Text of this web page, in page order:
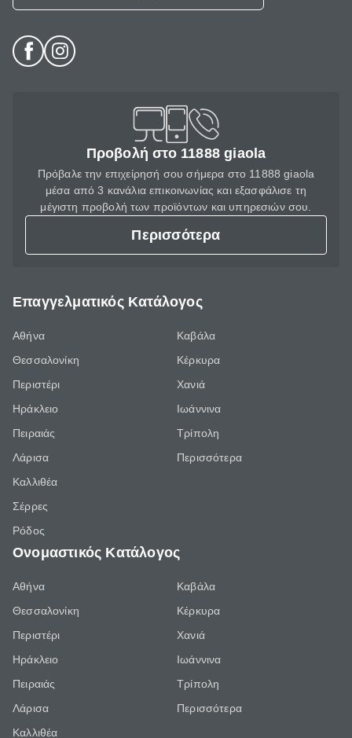
Προβολή στο 11888 giaola
Πρόβαλε την επιχείρησή σου σήμερα στο 11888 giaola
μέσα από 3 κανάλια επικοινωνίας και εξασφάλισε τη
μέγιστη προβολή των προϊόντων και υπηρεσιών σου.
Περισσότερα
Επαγγελματικός Κατάλογος
Αθήνα
Θεσσαλονίκη
Περιστέρι
Ηράκλειο
Πειραιάς
Λάρισα
Καλλιθέα
Σέρρες
Ρόδος
Καβάλα
Κέρκυρα
Χανιά
Ιωάννινα
Τρίπολη
Περισσότερα
Ονομαστικός Κατάλογος
Αθήνα
Θεσσαλονίκη
Περιστέρι
Ηράκλειο
Πειραιάς
Λάρισα
Καλλιθέα
Καβάλα
Κέρκυρα
Χανιά
Ιωάννινα
Τρίπολη
Περισσότερα